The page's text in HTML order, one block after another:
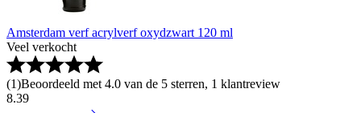
Amsterdam verf acrylverf oxydzwart 120 ml
Veel verkocht
(1)Beoordeeld met 4.0 van de 5 sterren, 1 klantreview
8.39